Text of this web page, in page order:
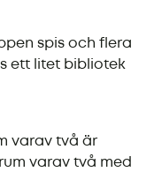
spis och flera
ett litet bibliotek
varav två är
varav två med